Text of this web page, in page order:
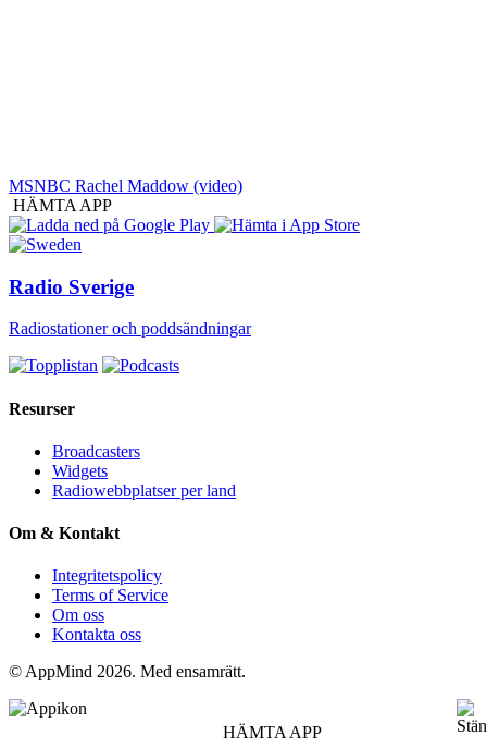
MSNBC Rachel Maddow (video)
HÄMTA APP
Radio Sverige
Radiostationer och poddsändningar
Resurser
Broadcasters
Widgets
Radiowebbplatser per land
Om & Kontakt
Integritetspolicy
Terms of Service
Om oss
Kontakta oss
© AppMind 2026. Med ensamrätt.
HÄMTA APP